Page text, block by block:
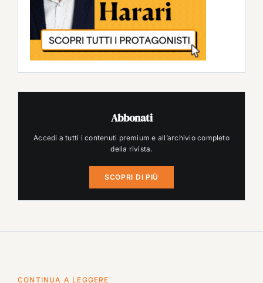
Abbonati
Accedi a tutti i contenuti premium e all’archivio completo
della rivista.
SCOPRI DI PIÙ
CONTINUA A LEGGERE